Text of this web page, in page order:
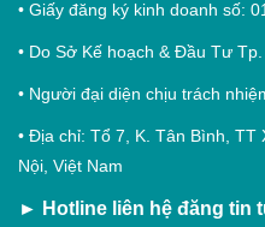
• Giấy đăng ký kinh doanh số:
• Do Sở Kế hoạch & Đầu Tư
• Người đại diện chịu trách
• Địa chỉ: Tổ 7, K. Tân Bình,
Nội, Việt Nam
► Hotline liên hệ đăng tin